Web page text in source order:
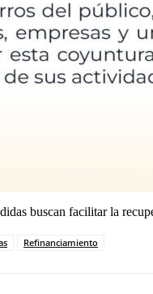
buscan facilitar la
Refinanciamiento